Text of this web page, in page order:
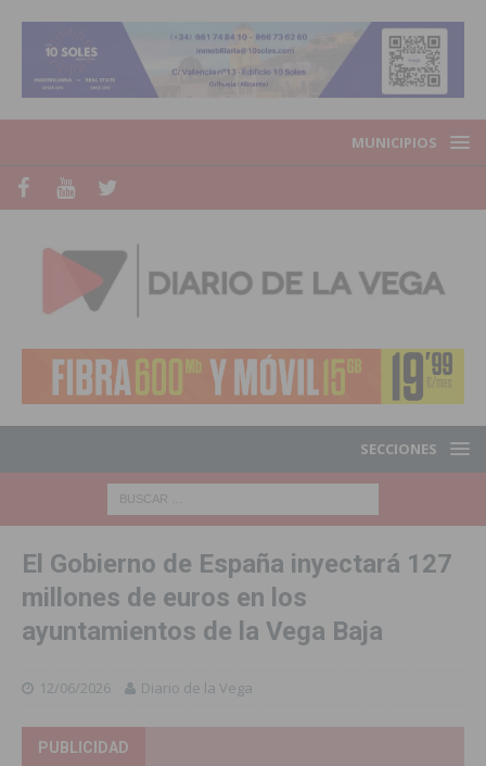
MUNICIPIOS
SECCIONES
El Gobierno de España inyectará 127
millones de euros en los
ayuntamientos de la Vega Baja
12/06/2026 Diario de la Vega
PUBLICIDAD